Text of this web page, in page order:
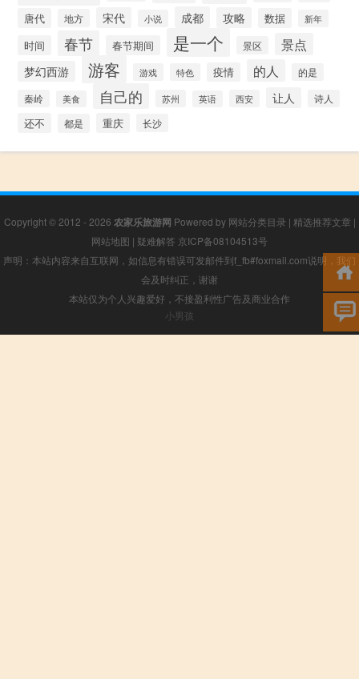
唐代 地方 宋代 小说 成都 攻略 数据 新年
时间 春节 春节期间 是一个 景区 景点
梦幻西游 游客 游戏 特色 疫情 的人 的是
秦岭 美食 自己的 苏州 英语 西安 让人 诗人
还不 都是 重庆 长沙
Copyright © 2012 - 2026 农家乐旅游网 Powered by 网站分类目录 | 精选推荐文章 |
网站地图 | 疑难解答 京ICP备08104513号
声明：本站内容来自互联网，如信息有错误可发邮件到f_fb#foxmail.com说明，我们
会及时纠正，谢谢
本站仅为个人兴趣爱好，不接盈利性广告及商业合作
小男孩